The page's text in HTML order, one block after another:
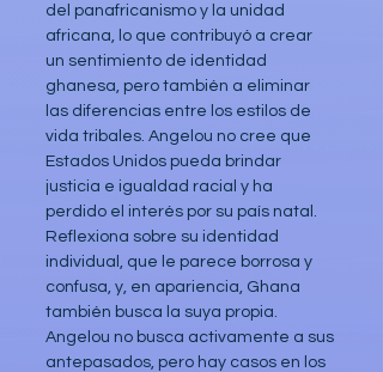
del panafricanismo y la unidad
africana, lo que contribuyó a crear
un sentimiento de identidad
ghanesa, pero también a eliminar
las diferencias entre los estilos de
vida tribales. Angelou no cree que
Estados Unidos pueda brindar
justicia e igualdad racial y ha
perdido el interés por su país natal.
Reflexiona sobre su identidad
individual, que le parece borrosa y
confusa, y, en apariencia, Ghana
también busca la suya propia.
Angelou no busca activamente a sus
antepasados, pero hay casos en los